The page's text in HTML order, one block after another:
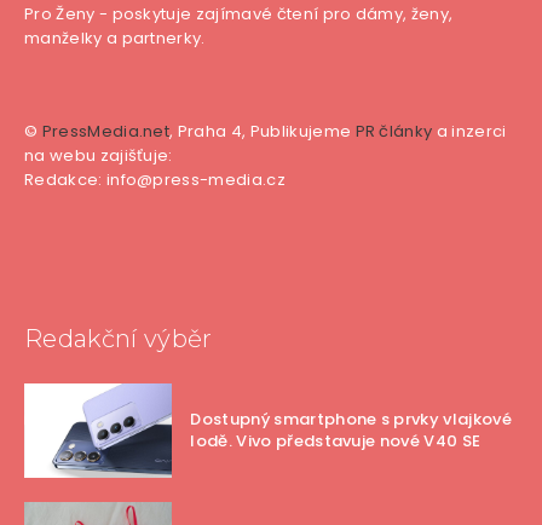
Pro Ženy - poskytuje zajímavé čtení pro dámy, ženy,
manželky a partnerky.
© PressMedia.net, Praha 4, Publikujeme PR články a inzerci
na webu zajišťuje:
Redakce: info@press-media.cz
Redakční výběr
Dostupný smartphone s prvky vlajkové
lodě. Vivo představuje nové V40 SE